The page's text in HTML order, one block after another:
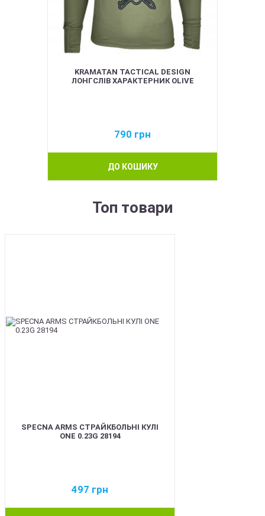
KRAMATAN TACTICAL DESIGN
ЛОНГСЛІВ ХАРАКТЕРНИК OLIVE
790 грн
ДО КОШИКУ
Топ товари
SPECNA ARMS СТРАЙКБОЛЬНІ КУЛІ
ONE 0.23G 28194
497 грн